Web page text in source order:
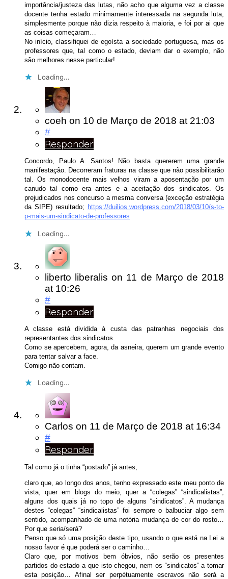
importância/justeza das lutas, não acho que alguma vez a classe
docente tenha estado minimamente interessada na segunda luta,
simplesmente porque não dizia respeito à maioria, e foi por ai que
as coisas começaram…
No início, classifiquei de egoísta a sociedade portuguesa, mas os
professores que, tal como o estado, deviam dar o exemplo, não
são melhores nesse particular!
Loading...
coeh on 10 de Março de 2018 at 21:03
#
Responder
Concordo, Paulo A. Santos! Não basta quererem uma grande
manifestação. Decorreram fraturas na classe que não possibilitarão
tal. Os monodocente mais velhos viram a aposentação por um
canudo tal como era antes e a aceitação dos sindicatos. Os
prejudicados nos concurso a mesma conversa (exceção estratégia
da SIPE) resultado; https://duilios.wordpress.com/2018/03/10/s-to-
p-mais-um-sindicato-de-professores
Loading...
liberto liberalis on 11 de Março de 2018
at 10:26
#
Responder
A classe está dividida à custa das patranhas negociais dos
representantes dos sindicatos.
Como se apercebem, agora, da asneira, querem um grande evento
para tentar salvar a face.
Comigo não contam.
Loading...
Carlos on 11 de Março de 2018 at 16:34
#
Responder
Tal como já o tinha “postado” já antes,
claro que, ao longo dos anos, tenho expressado este meu ponto de
vista, quer em blogs do meio, quer a “colegas” “sindicalistas”,
alguns dos quais já no topo de alguns “sindicatos”. A mudança
destes “colegas” “sindicalistas” foi sempre o balbuciar algo sem
sentido, acompanhado de uma notória mudança de cor do rosto…
Por que seria/será?
Penso que só uma posição deste tipo, usando o que está na Lei a
nosso favor é que poderá ser o caminho…
Claro que, por motivos bem óbvios, não serão os presentes
partidos do estado a que isto chegou, nem os “sindicatos” a tomar
esta posição… Afinal ser perpétuamente escravos não será a